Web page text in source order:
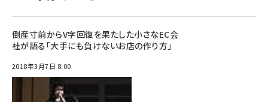
倒産寸前からV字回復を果たした小さなEC会
社が語る「大手にも負けないお店の作り方」
2018年3月7日 8:00